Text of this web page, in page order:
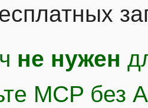
не нужен
MCP без